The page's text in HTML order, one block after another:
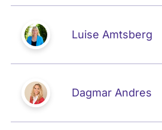
Luise Amtsberg
Dagmar Andres